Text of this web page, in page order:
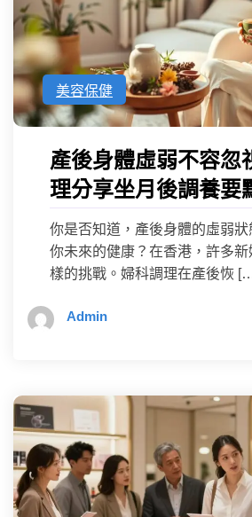
美容保健
產後身體虛弱不容忽
理分享坐月後調養要
你是否知道，產後身體的虛弱狀
你未來的健康？在香港，許多
樣的挑戰。婦科調理在產後恢
Admin